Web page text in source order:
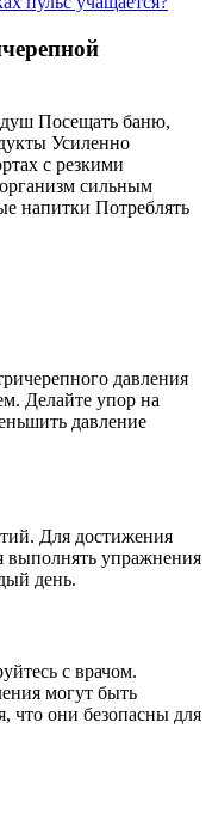
Посещать баню,
Усиленно
с резкими
сильным
напитки Потреблять
давления
Делайте упор на
давление
Для достижения
выполнять упражнения
день.
с врачом.
могут быть
что они безопасны для